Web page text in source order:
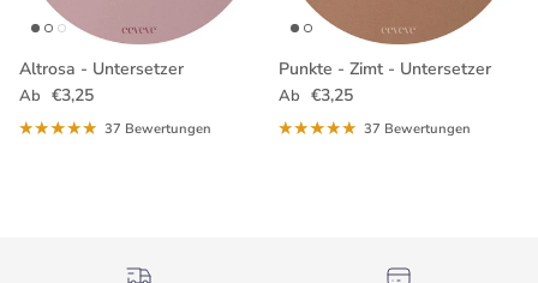
Altrosa - Untersetzer
Normaler Preis
Ab €3,25
37 Bewertungen
Punkte - Zimt - Untersetzer
Normaler Preis
Ab €3,25
37 Bewertungen